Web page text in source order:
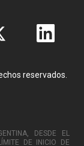
reservados.
DESDE EL
DE INICIO DE